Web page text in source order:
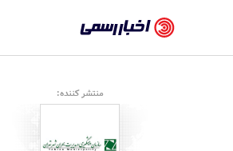
رسمی
-
اخبار
تایید
منتشر کننده: